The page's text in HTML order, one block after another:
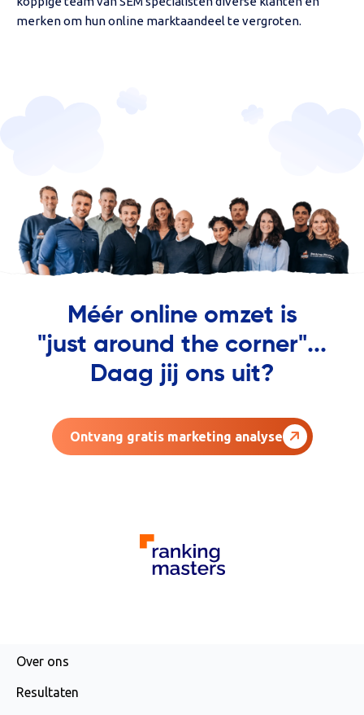
merken om hun online marktaandeel te vergroten.
Méér online omzet is
"just around the corner"...
Daag jij ons uit?
Ontvang gratis marketing analyse
Over ons
Resultaten